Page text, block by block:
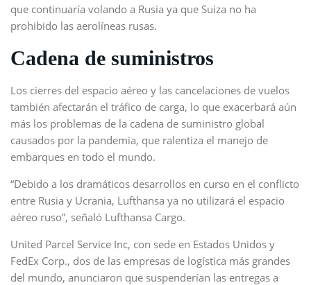
que continuaría volando a Rusia ya que Suiza no ha
prohibido las aerolíneas rusas.
Cadena de suministros
Los cierres del espacio aéreo y las cancelaciones de vuelos
también afectarán el tráfico de carga, lo que exacerbará aún
más los problemas de la cadena de suministro global
causados por la pandemia, que ralentiza el manejo de
embarques en todo el mundo.
“Debido a los dramáticos desarrollos en curso en el conflicto
entre Rusia y Ucrania, Lufthansa ya no utilizará el espacio
aéreo ruso”, señaló Lufthansa Cargo.
United Parcel Service Inc, con sede en Estados Unidos y
FedEx Corp., dos de las empresas de logística más grandes
del mundo, anunciaron que suspenderían las entregas a